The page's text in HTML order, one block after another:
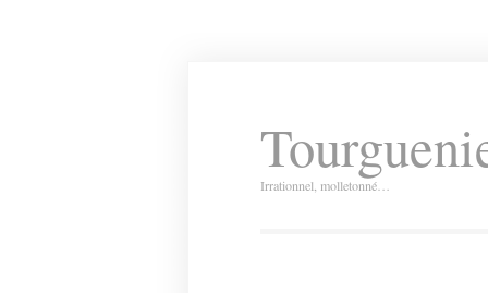
Irrationnel, molletonné…